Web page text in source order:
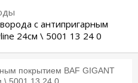
с антипригарным
24см \ 5001 13 24 0